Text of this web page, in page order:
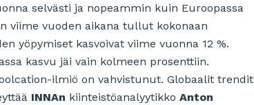
selvästi ja nopeammin kuin Euroopassa
viime vuoden aikana tullut kokonaan
yöpymiset kasvoivat viime vuonna 12 %.
kasvu jäi vain kolmeen prosenttiin.
ilmiö on vahvistunut. Globaalit trendit
INNAn kiinteistöanalyytikko Anton